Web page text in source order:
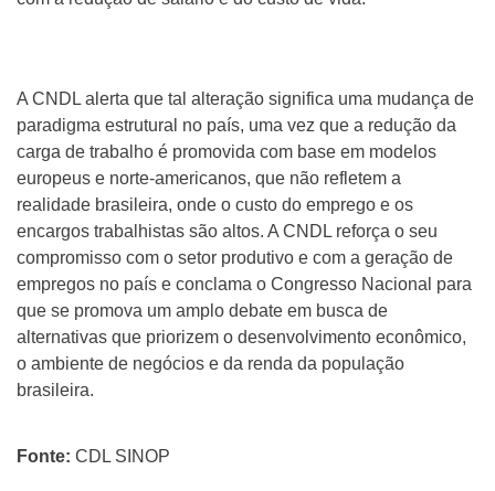
A CNDL alerta que tal alteração significa uma mudança de
paradigma estrutural no país, uma vez que a redução da
carga de trabalho é promovida com base em modelos
europeus e norte-americanos, que não refletem a
realidade brasileira, onde o custo do emprego e os
encargos trabalhistas são altos. A CNDL reforça o seu
compromisso com o setor produtivo e com a geração de
empregos no país e conclama o Congresso Nacional para
que se promova um amplo debate em busca de
alternativas que priorizem o desenvolvimento econômico,
o ambiente de negócios e da renda da população
brasileira.
Fonte: CDL SINOP